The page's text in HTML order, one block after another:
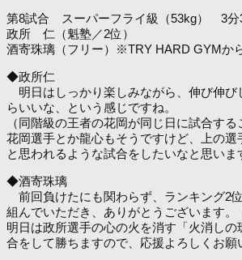
第8試合 スーパーフライ級（53kg） 3分
政所 仁（魁塾／2位）
酒寄珠璃（フリー）※TRY HARD GYMか
◆政所仁
明日はしっかり楽しみながら、伸び伸び
らいいな、という感じですね。
（同階級の王者の花岡が同じ日に試合する
花岡選手とか龍心もそうですけど、上の選
と思われるような試合をしたいなと思いま
◆酒寄珠璃
前回負けたにも関わらず、ランキング2
組んでいただき、ありがとうございます。
明日は政所選手の心の火を消す「火消し
合をして勝ちますので、応援よろしくお願